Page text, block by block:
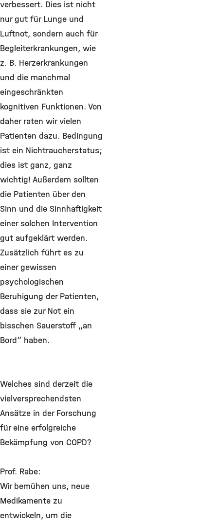
verbessert. Dies ist nicht
nur gut für Lunge und
Luftnot, sondern auch für
Begleiterkrankungen, wie
z. B. Herzerkrankungen
und die manchmal
eingeschränkten
kognitiven Funktionen. Von
daher raten wir vielen
Patienten dazu. Bedingung
ist ein Nichtraucherstatus;
dies ist ganz, ganz
wichtig! Außerdem sollten
die Patienten über den
Sinn und die Sinnhaftigkeit
einer solchen Intervention
gut aufgeklärt werden.
Zusätzlich führt es zu
einer gewissen
psychologischen
Beruhigung der Patienten,
dass sie zur Not ein
bisschen Sauerstoff „an
Bord“ haben.
Welches sind derzeit die
vielversprechendsten
Ansätze in der Forschung
für eine erfolgreiche
Bekämpfung von COPD?
Prof. Rabe:
Wir bemühen uns, neue
Medikamente zu
entwickeln, um die